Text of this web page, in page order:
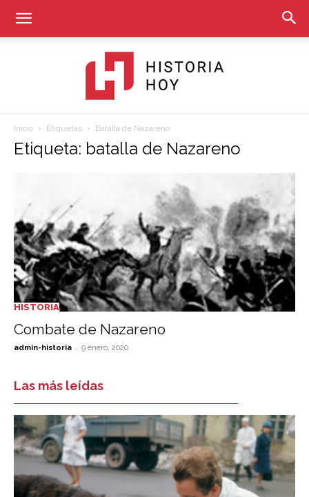
Historia
Hoy
Inicio Etiquetas Batalla de Nazareno
Etiqueta: batalla de Nazareno
HISTORIA
Combate de Nazareno
admin-historia - 9 enero, 2020
Las más leídas